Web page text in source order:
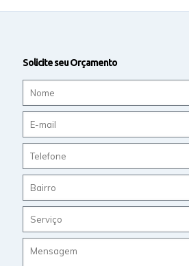
Solicite seu Orçamento